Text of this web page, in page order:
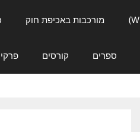
מורכבות באכיפת חוק
ספרים קורסים